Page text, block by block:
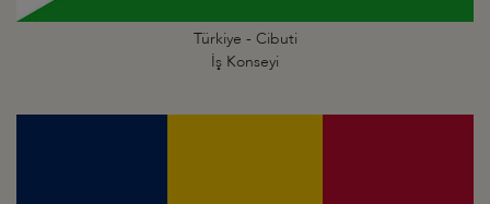
Türkiye - Cibuti
İş Konseyi